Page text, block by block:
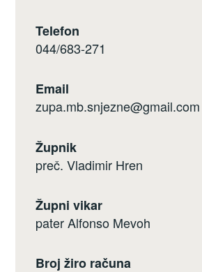
Telefon
044/683-271
Email
zupa.mb.snjezne@gmail.com
Župnik
preč. Vladimir Hren
Župni vikar
pater Alfonso Mevoh
Broj žiro računa